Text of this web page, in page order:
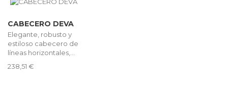
CABECERO DEVA
Elegante, robusto y
estiloso cabecero de
líneas horizontales,...
238,51 €